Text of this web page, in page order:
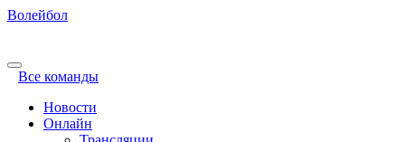
Волейбол
Все команды
Новости
Онлайн